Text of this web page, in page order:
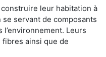
leur habitation à
servant de composants
l’environnement. Leurs
ainsi que de